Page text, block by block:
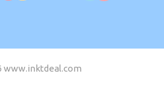
www.inktdeal.com